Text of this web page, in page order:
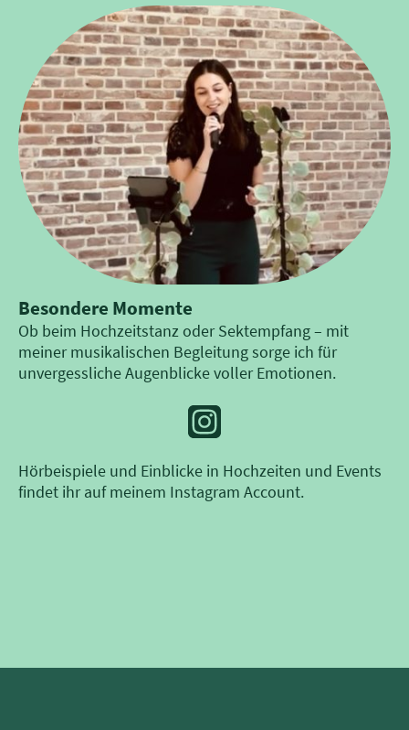
Besondere Momente
Ob beim Hochzeitstanz oder Sektempfang – mit
meiner musikalischen Begleitung sorge ich für
unvergessliche Augenblicke voller Emotionen.
Hörbeispiele und Einblicke in Hochzeiten und Events
findet ihr auf meinem Instagram Account.